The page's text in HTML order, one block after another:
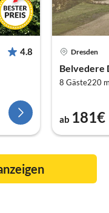
4.8 Dresden
Belvedere
8 Gäste220
ab 181€